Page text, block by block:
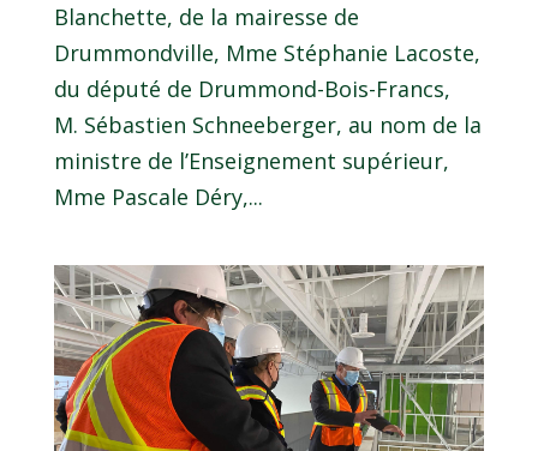
Blanchette, de la mairesse de
Drummondville, Mme Stéphanie Lacoste,
du député de Drummond-Bois-Francs,
M. Sébastien Schneeberger, au nom de la
ministre de l’Enseignement supérieur,
Mme Pascale Déry,...